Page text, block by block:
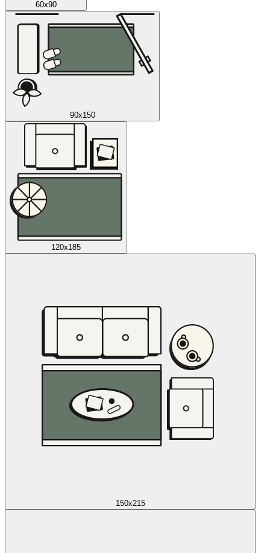
60x90
90x150
120x185
150x215